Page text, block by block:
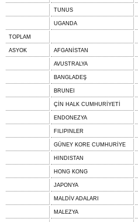
TUNUS
UGANDA
TOPLAM
ASYOK AFGANİSTAN
AVUSTRALYA
BANGLADEŞ
BRUNEI
ÇİN HALK CUMHURİYETİ
ENDONEZYA
FILIPINLER
GÜNEY KORE CUMHURİYE
HINDISTAN
HONG KONG
JAPONYA
MALDİV ADALARI
MALEZYA